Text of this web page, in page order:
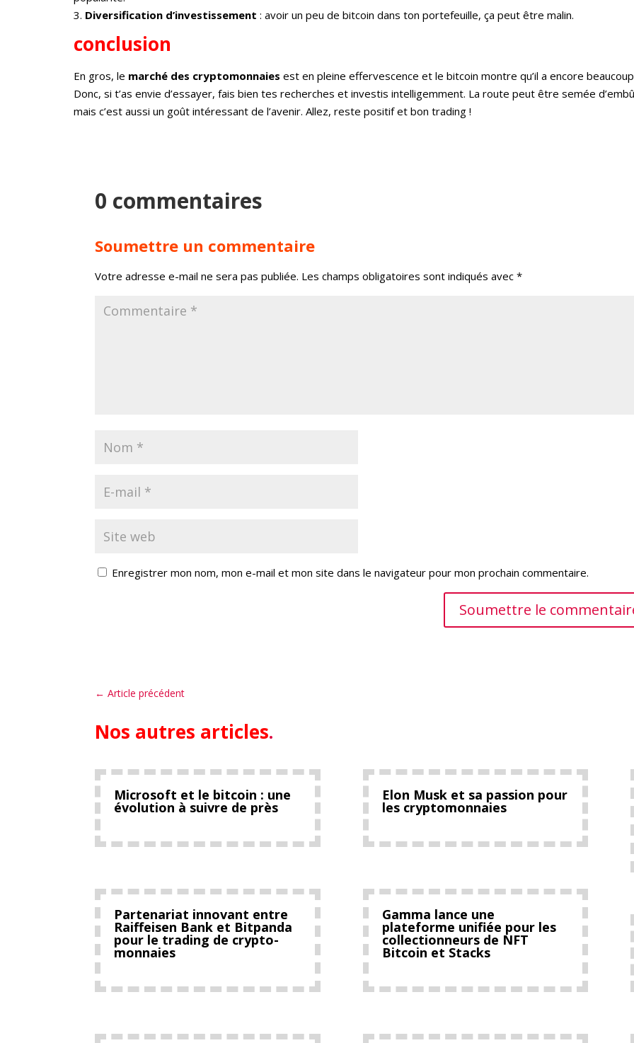
3. Diversification d’investissement : avoir un peu de bitcoin dans ton portefeuille, ça peut être malin.
conclusion
En gros, le marché des cryptomonnaies est en pleine effervescence et le bitcoin montre qu’il a encore
Donc, si t’as envie d’essayer, fais bien tes recherches et investis intelligemment. La route peut être semée
mais c’est aussi un goût intéressant de l’avenir. Allez, reste positif et bon trading !
0 commentaires
Soumettre un commentaire
Votre adresse e-mail ne sera pas publiée. Les champs obligatoires sont indiqués avec*
Enregistrer mon nom, mon e-mail et mon site dans le navigateur pour mon prochain commentaire.
Soumettre le
←Article précédent
Nos autres articles.
Microsoft et le bitcoin : une
évolution à suivre de près
Partenariat innovant entre
Raiffeisen Bank et Bitpanda
pour le trading de crypto-
monnaies
Elon Musk et sa passion pour
les cryptomonnaies
Gamma lance une
plateforme unifiée pour les
collectionneurs de NFT
Bitcoin et Stacks